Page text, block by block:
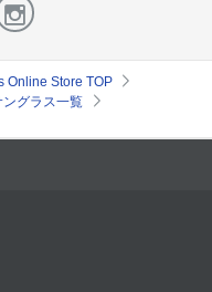
Online Store TOP
グラス一覧